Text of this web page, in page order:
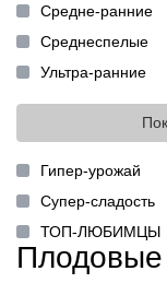
Средне-ранние
Среднеспелые
Ультра-ранние
Гипер-урожай
Супер-сладость
ТОП-ЛЮБИМЦЫ
Плодовые